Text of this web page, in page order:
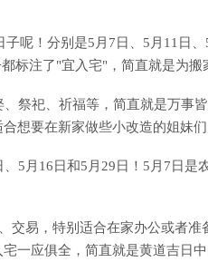
呢！分别是5月7日、5月11日
标注了"宜入宅"，简直就是为搬
祭祀、祈福等，简直就是万事
想要在新家做些小改造的姐妹们
5月16日和5月29日！5月7日是
交易，特别适合在家办公或者准
一应俱全，简直就是黄道吉日中